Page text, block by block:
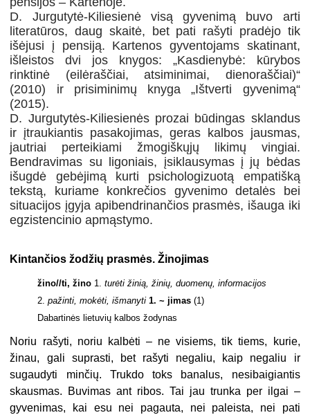
D. Jurgutytė-Kiliesienė visą gyvenimą buvo arti
literatūros, daug skaitė, bet pati rašyti pradėjo tik
išėjusi į pensiją. Kartenos gyventojams skatinant,
išleistos dvi jos knygos: „Kasdienybė: kūrybos
rinktinė (eilėraščiai, atsiminimai, dienoraščiai)“
(2010) ir prisiminimų knyga „Ištverti gyvenimą“
(2015).
D. Jurgutytės-Kiliesienės prozai būdingas sklandus
ir įtraukiantis pasakojimas, geras kalbos jausmas,
jautriai perteikiami žmogiškųjų likimų vingiai.
Bendravimas su ligoniais, įsiklausymas į jų bėdas
išugdė gebėjimą kurti psichologizuotą empatišką
tekstą, kuriame konkrečios gyvenimo detalės bei
situacijos įgyja apibendrinančios prasmės, išauga iki
egzistencinio apmąstymo.
Kintančios žodžių prasmės. Žinojimas
žino//ti, žino 1.turėti žinią, žinių, duomenų, informacijos
2.pažinti, mokėti, išmanyti 1. ~ jimas (1)
Dabartinės lietuvių kalbos žodynas
Noriu rašyti, noriu kalbėti – ne visiems, tik tiems, kurie,
žinau, gali suprasti, bet rašyti negaliu, kaip negaliu ir
sugaudyti minčių. Trukdo toks banalus, nesibaigiantis
skausmas. Buvimas ant ribos. Tai jau trunka per ilgai –
gyvenimas, kai esu nei pagauta, nei paleista, nei pati